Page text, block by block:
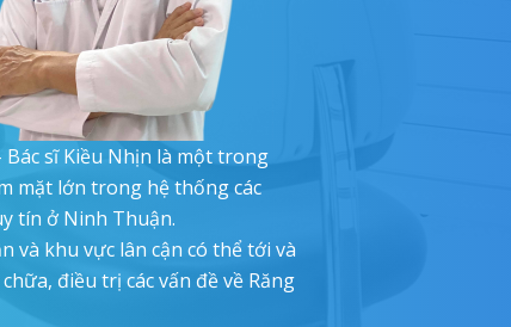
sĩ Kiều Nhịn là một trong
mặt lớn trong hệ thống các
tín ở Ninh Thuận.
và khu vực lân cận có thể tới và
điều trị các vấn đề về Răng